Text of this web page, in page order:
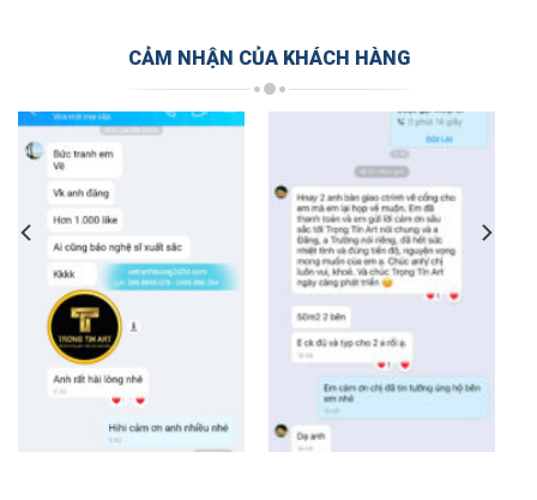
CẢM NHẬN CỦA KHÁCH HÀNG